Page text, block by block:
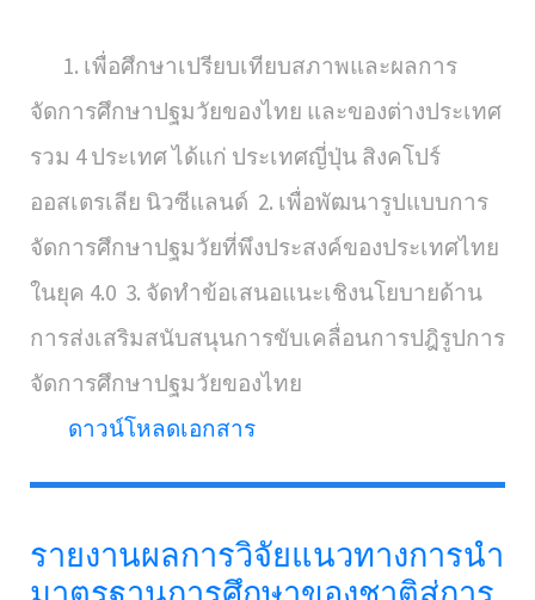
1. เพื่อศึกษาเปรียบเทียบสภาพและผลการ
จัดการศึกษาปฐมวัยของไทย และของต่างประเทศ
รวม 4 ประเทศ ได้แก่ ประเทศญี่ปุ่น สิงคโปร์
ออสเตรเลีย นิวซีแลนด์ 2. เพื่อพัฒนารูปแบบการ
จัดการศึกษาปฐมวัยที่พึงประสงค์ของประเทศไทย
ในยุค 4.0 3. จัดทำข้อเสนอแนะเชิงนโยบายด้าน
การส่งเสริมสนับสนุนการขับเคลื่อนการปฎิรูปการ
จัดการศึกษาปฐมวัยของไทย
ดาวน์โหลดเอกสาร
รายงานผลการวิจัยแนวทางการนำ